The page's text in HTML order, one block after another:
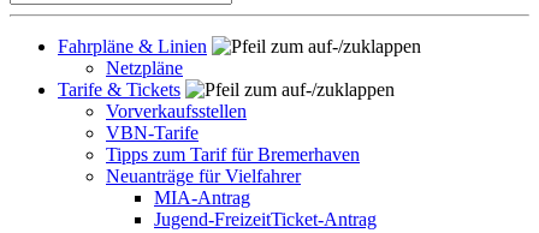
Fahrpläne & Linien
Netzpläne
Tarife & Tickets
Vorverkaufsstellen
VBN-Tarife
Tipps zum Tarif für Bremerhaven
Neuanträge für Vielfahrer
MIA-Antrag
Jugend-FreizeitTicket-Antrag